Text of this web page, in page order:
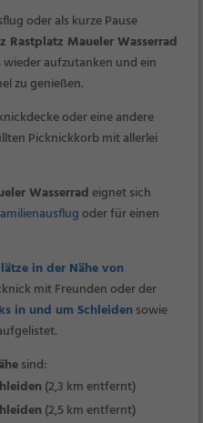
oder als kurze Pause
Rastplatz Maueler Wasserrad
aufzutanken und ein
zu genießen.
oder eine andere
Picknickkorb mit allerlei
Wasserradeignet sich
oder für einen
in der Nähe von
mit Freunden oder der
in und um Schleidensowie
sind:
(2,3 km entfernt)
(2,5 km entfernt)